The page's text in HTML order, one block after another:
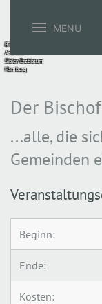
MENU
Bild:
Andreas
Sibler/Erzbistum
Hamburg
Der
...alle, die
Gemeinden
Beginn:
Ende:
Kosten: